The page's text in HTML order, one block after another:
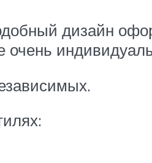
дизайн
очень